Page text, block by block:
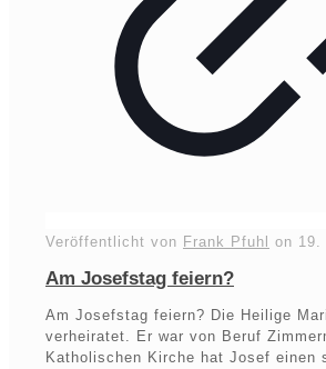
Veröffentlicht von Frank Pfuhl on 19.
Am Josefstag feiern?
Am Josefstag feiern? Die Heilige
verheiratet. Er war von Beruf
Katholischen Kirche hat Josef einen